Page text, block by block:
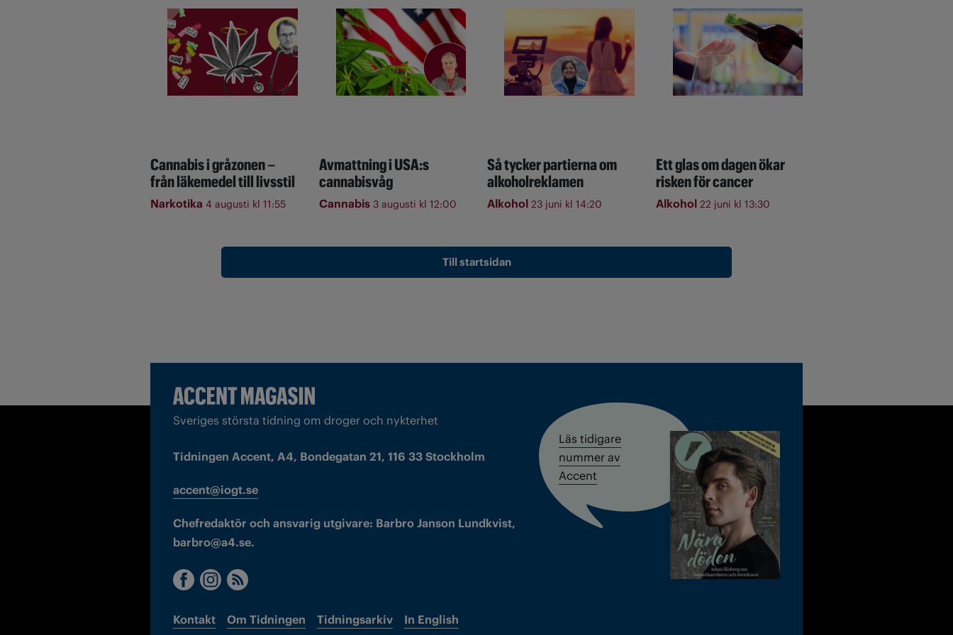
Cannabis i gråzonen –
från läkemedel till livsstil
Narkotika 4 augusti kl 11:55
Avmattning i USA:s
cannabisvåg
Cannabis 3 augusti kl 12:00
Så tycker partierna om
alkoholreklamen
Alkohol 23 juni kl 14:20
Ett glas om dagen ökar
risken för cancer
Alkohol 22 juni kl 13:30
Till startsidan
Sveriges största tidning om droger och nykterhet
Tidningen Accent, A4, Bondegatan 21, 116 33 Stockholm
accent@iogt.se
Chefredaktör och ansvarig utgivare: Barbro Janson Lundkvist,
barbro@a4.se.
Kontakt Om Tidningen Tidningsarkiv In English
Läs tidigare
nummer av
Accent